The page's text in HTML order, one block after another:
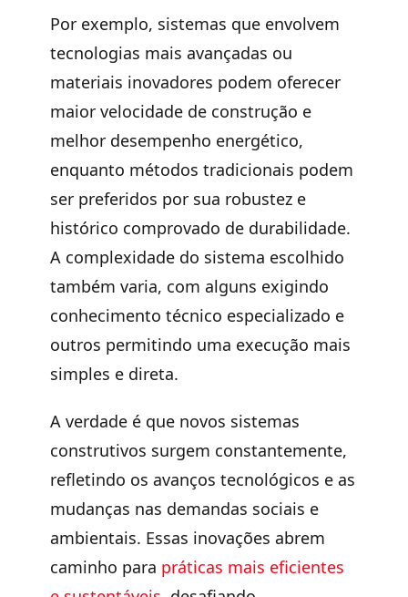
Por exemplo, sistemas que envolvem
tecnologias mais avançadas ou
materiais inovadores podem oferecer
maior velocidade de construção e
melhor desempenho energético,
enquanto métodos tradicionais podem
ser preferidos por sua robustez e
histórico comprovado de durabilidade.
A complexidade do sistema escolhido
também varia, com alguns exigindo
conhecimento técnico especializado e
outros permitindo uma execução mais
simples e direta.
A verdade é que novos sistemas
construtivos surgem constantemente,
refletindo os avanços tecnológicos e as
mudanças nas demandas sociais e
ambientais. Essas inovações abrem
caminho para práticas mais eficientes